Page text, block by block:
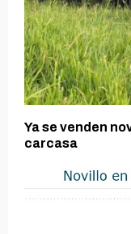
Ya se venden
carcasa